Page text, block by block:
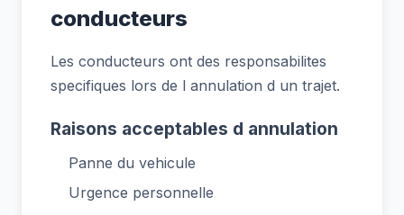
conducteurs
Les conducteurs ont des responsabilites
specifiques lors de l annulation d un trajet.
Raisons acceptables d annulation
Panne du vehicule
Urgence personnelle